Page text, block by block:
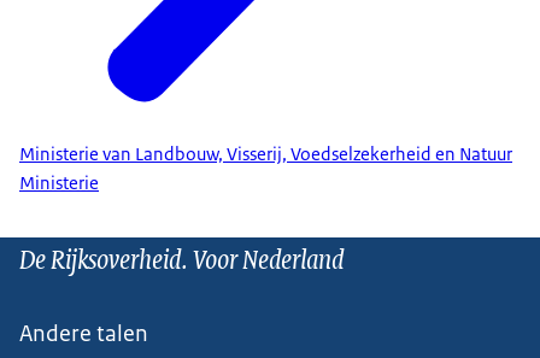
Ministerie van Landbouw, Visserij, Voedselzekerheid en Natuur
Ministerie
De Rijksoverheid. Voor Nederland
Andere talen